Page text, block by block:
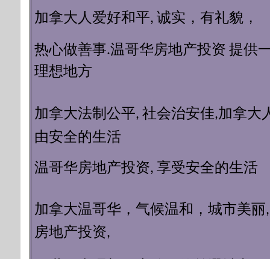
加拿大人爱好和平, 诚实，有礼貌，
热心做善事.温哥华房地产投资 提供
理想地方
加拿大法制公平, 社会治安佳,加拿大
由安全的生活
温哥华房地产投资, 享受安全的生活​
加拿大温哥华，气候温和，城市美
房地产投资,